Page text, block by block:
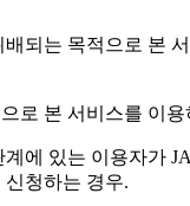
배되는 목적으로 본
로 본 서비스를 이
에 있는 이용자가
청하는 경우.